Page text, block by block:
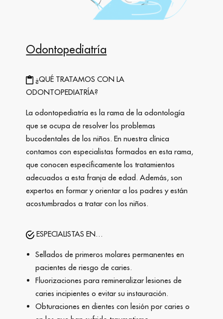
Odontopediatría
¿QUÉ TRATAMOS CON LA
ODONTOPEDIATRÍA?
La odontopediatría es la rama de la odontología
que se ocupa de resolver los problemas
bucodentales de los niños. En nuestra clínica
contamos con especialistas formados en esta rama,
que conocen específicamente los tratamientos
adecuados a esta franja de edad. Además, son
expertos en formar y orientar a los padres y están
acostumbrados a tratar con los niños.
ESPECIALISTAS EN…
Sellados de primeros molares permanentes en
pacientes de riesgo de caries.
Fluorizaciones para remineralizar lesiones de
caries incipientes o evitar su instauración.
Obturaciones en dientes con lesión por caries o